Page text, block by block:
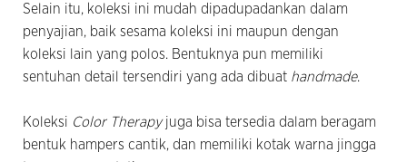
Selain itu, koleksi ini mudah dipadupadankan dalam
penyajian, baik sesama koleksi ini maupun dengan
koleksi lain yang polos. Bentuknya pun memiliki
sentuhan detail tersendiri yang ada dibuat handmade.
Koleksi Color Therapyjuga bisa tersedia dalam beragam
bentuk hampers cantik, dan memiliki kotak warna jingga